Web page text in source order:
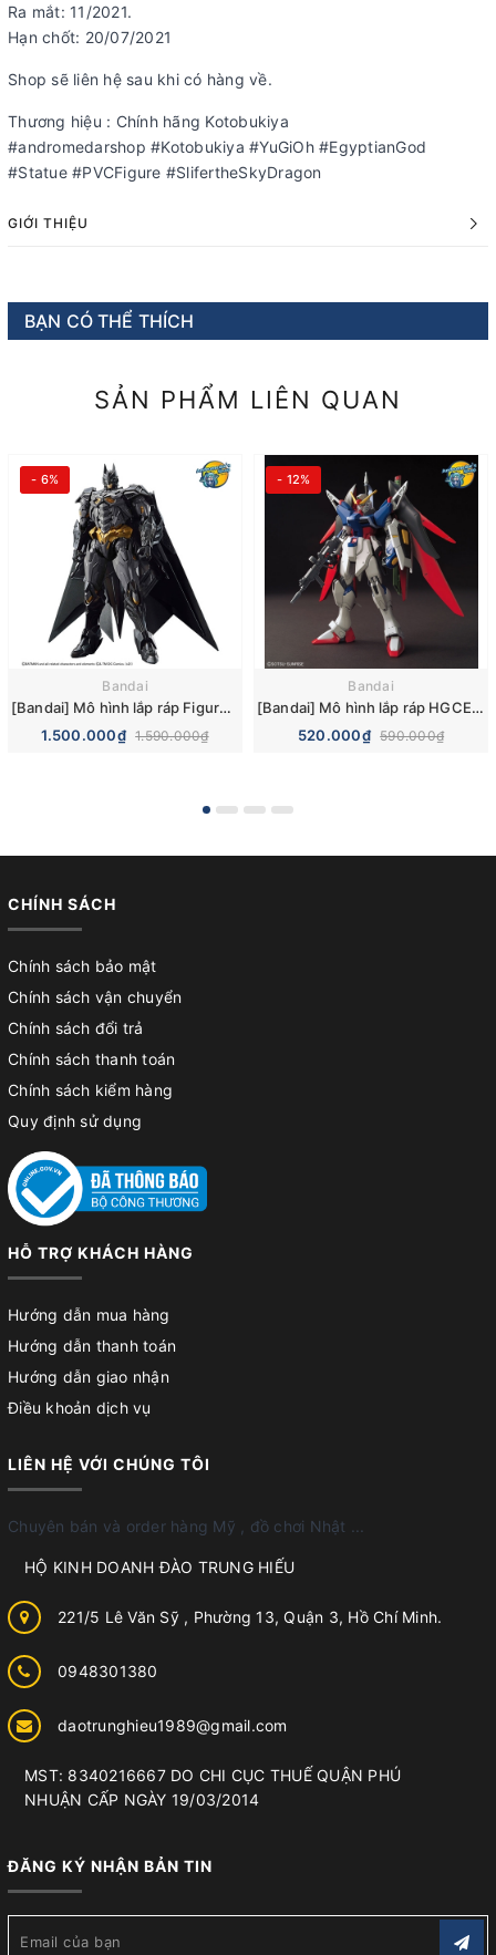
Ra mắt: 11/2021.
Hạn chốt: 20/07/2021
Shop sẽ liên hệ sau khi có hàng về.
Thương hiệu : Chính hãng Kotobukiya
#andromedarshop #Kotobukiya #YuGiOh #EgyptianGod
#Statue #PVCFigure #SlifertheSkyDragon
GIỚI THIỆU
BẠN CÓ THỂ THÍCH
SẢN PHẨM LIÊN QUAN
- 6%
Bandai
[Bandai] Mô hình lắp ráp Figure-rise Standard Amplified Batman Plastic Model
1.500.000₫ 1.590.000₫
- 12%
Bandai
[Bandai] Mô hình lắp ráp HGCE 1/144 Destiny Gundam Plastic Model
520.000₫ 590.000₫
CHÍNH SÁCH
Chính sách bảo mật
Chính sách vận chuyển
Chính sách đổi trả
Chính sách thanh toán
Chính sách kiểm hàng
Quy định sử dụng
HỖ TRỢ KHÁCH HÀNG
Hướng dẫn mua hàng
Hướng dẫn thanh toán
Hướng dẫn giao nhận
Điều khoản dịch vụ
LIÊN HỆ VỚI CHÚNG TÔI
Chuyên bán và order hàng Mỹ , đồ chơi Nhật ...
HỘ KINH DOANH ĐÀO TRUNG HIẾU
221/5 Lê Văn Sỹ , Phường 13, Quận 3, Hồ Chí Minh.
0948301380
daotrunghieu1989@gmail.com
MST: 8340216667 DO CHI CỤC THUẾ QUẬN PHÚ
NHUẬN CẤP NGÀY 19/03/2014
ĐĂNG KÝ NHẬN BẢN TIN